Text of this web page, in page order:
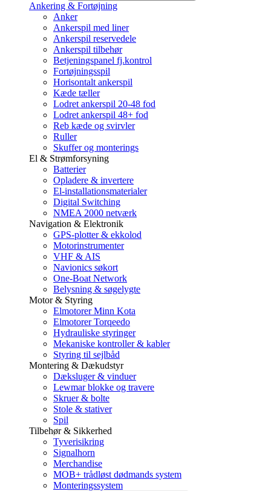
Ankering & Fortøjning
Anker
Ankerspil med liner
Ankerspil reservedele
Ankerspil tilbehør
Betjeningspanel fj.kontrol
Fortøjningsspil
Horisontalt ankerspil
Kæde tæller
Lodret ankerspil 20-48 fod
Lodret ankerspil 48+ fod
Reb kæde og svirvler
Ruller
Skuffer og monterings
El & Strømforsyning
Batterier
Opladere & invertere
El-installationsmaterialer
Digital Switching
NMEA 2000 netværk
Navigation & Elektronik
GPS-plotter & ekkolod
Motorinstrumenter
VHF & AIS
Navionics søkort
One-Boat Network
Belysning & søgelygte
Motor & Styring
Elmotorer Minn Kota
Elmotorer Torqeedo
Hydrauliske styringer
Mekaniske kontroller & kabler
Styring til sejlbåd
Montering & Dækudstyr
Dæksluger & vinduer
Lewmar blokke og travere
Skruer & bolte
Stole & stativer
Spil
Tilbehør & Sikkerhed
Tyverisikring
Signalhorn
Merchandise
MOB+ trådløst dødmands system
Monteringssystem